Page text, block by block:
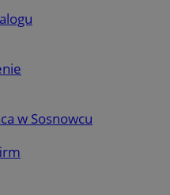
w Sosnowcu